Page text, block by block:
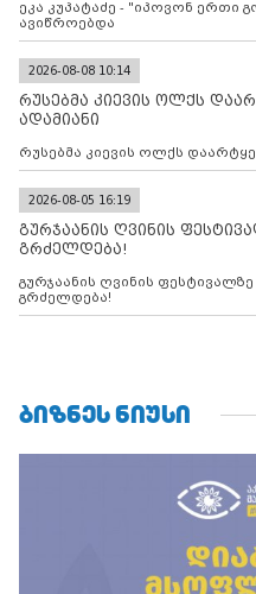
ეკა კუპატაძე - "იპოვონ ერთი
ავიწროებდა
2026-08-08 10:14
რუსებმა კიევის ოლქს
ადამიანი
რუსებმა კიევის ოლქს
2026-08-05 16:19
გურჯაანის ღვინის
გრძელდება!
გურჯაანის ღვინის
გრძელდება!
ᲑᲘᲖᲜᲔᲡ ᲜᲘᲣᲡᲘ